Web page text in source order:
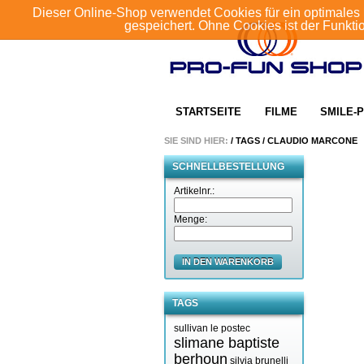
Dieser Online-Shop verwendet Cookies für ein
gespeichert. Ohne Cookies ist der
STARTSEITE FILME SMILE-
SIE SIND HIER: / TAGS / CLAUDIO MARCONE
SCHNELLBESTELLUNG
Artikelnr.:
Menge:
IN DEN WARENKORB
TAGS
sullivan le postec
slimane baptiste
berhoun silvia brunelli